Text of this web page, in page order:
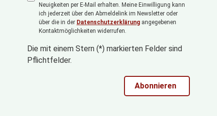
Neuigkeiten per E-Mail erhalten. Meine Einwilligung kann
ich jederzeit über den Abmeldelink im Newsletter oder
über die in der Datenschutzerklärung angegebenen
Kontaktmöglichkeiten widerrufen.
Die mit einem Stern (*) markierten Felder sind
Pflichtfelder.
Abonnieren